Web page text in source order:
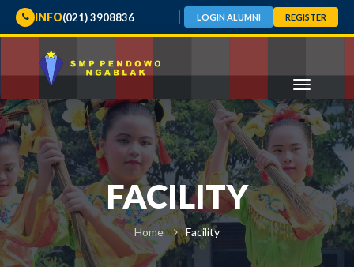
INFO(021) 3908836 LOGIN ALUMNI REGISTER
FACILITY
Home Facility